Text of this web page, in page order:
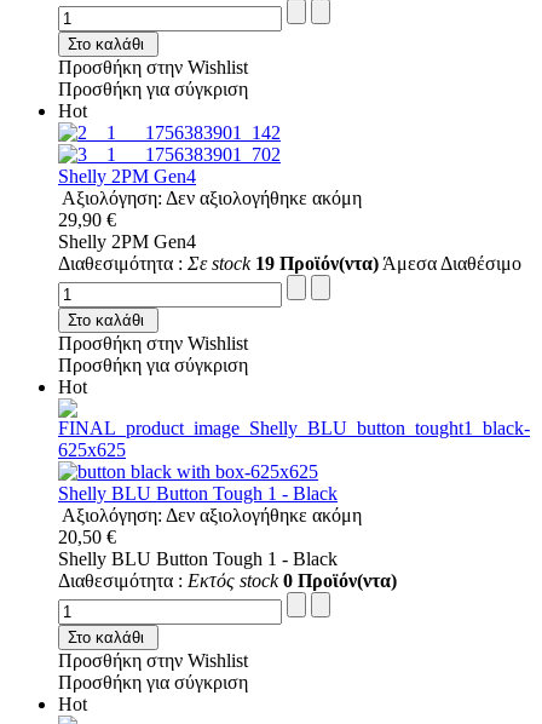
Στο καλάθι
Προσθήκη στην Wishlist
Προσθήκη για σύγκριση
Hot
Shelly 2PM Gen4
Αξιολόγηση: Δεν αξιολογήθηκε ακόμη
29,90 €
Shelly 2PM Gen4
Διαθεσιμότητα : Σε stock 19 Προϊόν(ντα) Άμεσα Διαθέσιμο
Στο καλάθι
Προσθήκη στην Wishlist
Προσθήκη για σύγκριση
Hot
Shelly BLU Button Tough 1 - Black
Αξιολόγηση: Δεν αξιολογήθηκε ακόμη
20,50 €
Shelly BLU Button Tough 1 - Black
Διαθεσιμότητα : Εκτός stock 0 Προϊόν(ντα)
Στο καλάθι
Προσθήκη στην Wishlist
Προσθήκη για σύγκριση
Hot